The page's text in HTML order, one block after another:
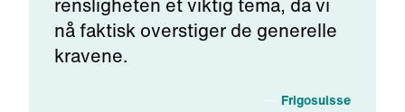
nå faktisk overstiger de generelle
kravene.
Frigosuisse